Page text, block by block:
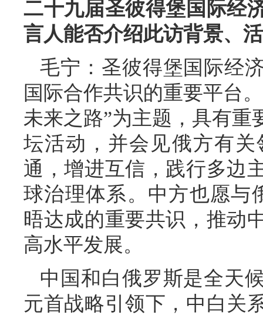
二十九届圣彼得堡国际经
言人能否介绍此访背景、
毛宁：圣彼得堡国际经
国际合作共识的重要平台
未来之路”为主题，具有
坛活动，并会见俄方有
通，增进互信，践行多边
球治理体系。中方也愿与
晤达成的重要共识，推动
高水平发展。
中国和白俄罗斯是全天
元首战略引领下，中白关